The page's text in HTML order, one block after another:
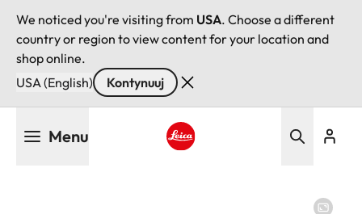
We noticed you're visiting from USA. Choose a different
country or region to view content for your location and
shop online.
USA (English)
Kontynuuj
Menu